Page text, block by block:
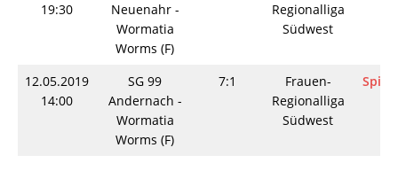
19:30
Neuenahr -
Wormatia
Worms (F)
Regionalliga
Südwest
12.05.2019
14:00
SG 99
Andernach -
Wormatia
Worms (F)
7:1
Frauen-
Regionalliga
Südwest